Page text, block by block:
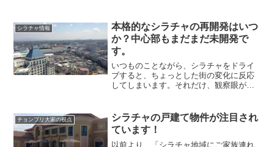
したのですね。 ビックリ大仰天です。
（笑）どうして今にな...
シラチャ情報
本格的なシラチャの再開発はいつ
か？中心部もまだまだ未開発で
す。
いつものことながら、シラチャをドライ
ブすると、ちょっとした街の変化に反応
してしまいます。それだけ、観察眼が養
れにしても、不動産に関わるものとして
は必須のスキルですね！（...
チョンブリ大家の視点
シラチャの戸建て物件が注目され
ています！
以前より、「シラチャ地域にご家族連れ